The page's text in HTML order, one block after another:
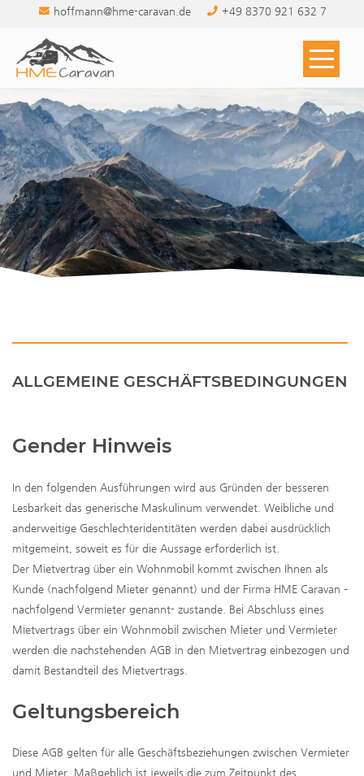
hoffmann@hme-caravan.de +49 8370 921 632 7
ALLGEMEINE GESCHÄFTSBEDINGUNGEN
Gender Hinweis
In den folgenden Ausführungen wird aus Gründen der besseren
Lesbarkeit das generische Maskulinum verwendet. Weibliche und
anderweitige Geschlechteridentitäten werden dabei ausdrücklich
mitgemeint, soweit es für die Aussage erforderlich ist.
Der Mietvertrag über ein Wohnmobil kommt zwischen Ihnen als
Kunde (nachfolgend Mieter genannt) und der Firma HME Caravan –
nachfolgend Vermieter genannt- zustande. Bei Abschluss eines
Mietvertrags über ein Wohnmobil zwischen Mieter und Vermieter
werden die nachstehenden AGB in den Mietvertrag einbezogen und
damit Bestandteil des Mietvertrags.
Geltungsbereich
Diese AGB gelten für alle Geschäftsbeziehungen zwischen Vermieter
und Mieter. Maßgeblich ist jeweils die zum Zeitpunkt des